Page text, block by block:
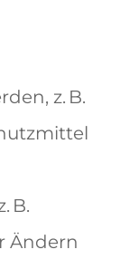
z. B.
B.
Ändern